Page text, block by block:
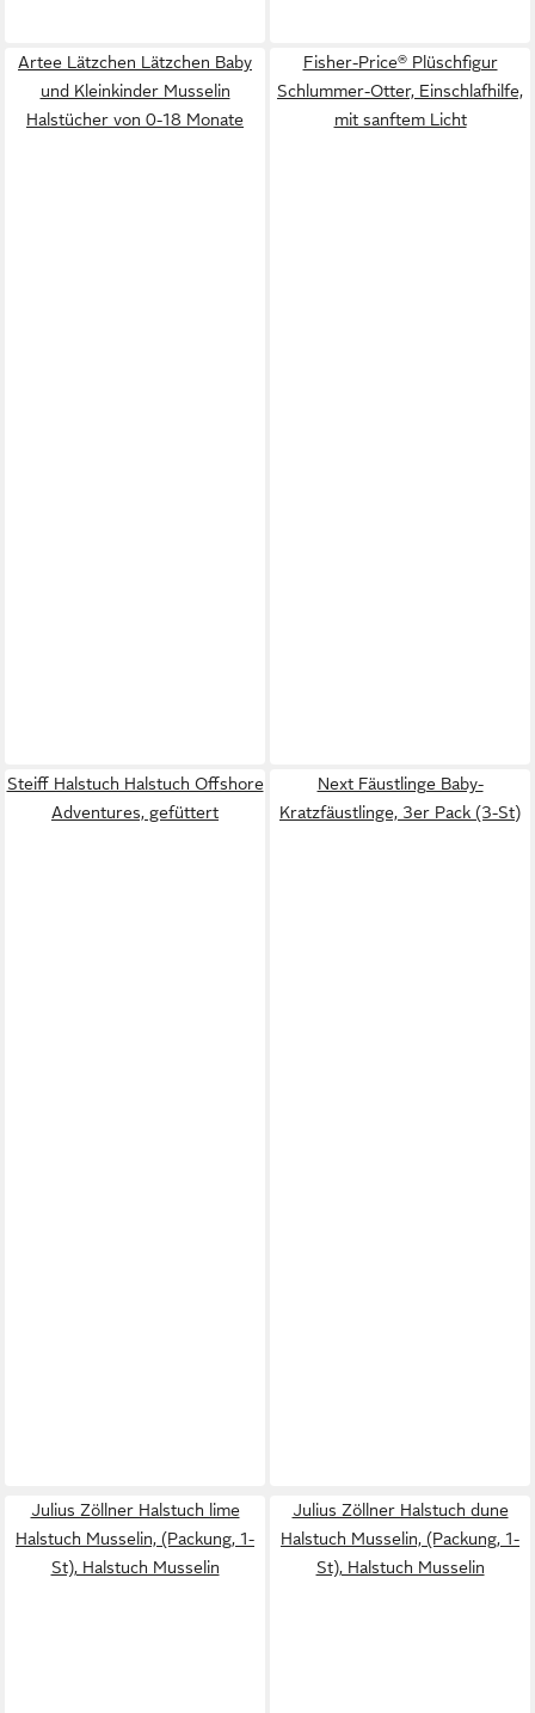
Artee Lätzchen Lätzchen Baby
und Kleinkinder Musselin
Halstücher von 0-18 Monate
Fisher-Price® Plüschfigur
Schlummer-Otter, Einschlafhilfe,
mit sanftem Licht
Steiff Halstuch Halstuch Offshore
Adventures, gefüttert
Next Fäustlinge Baby-
Kratzfäustlinge, 3er Pack (3-St)
Julius Zöllner Halstuch lime
Halstuch Musselin, (Packung, 1-
St), Halstuch Musselin
Julius Zöllner Halstuch dune
Halstuch Musselin, (Packung, 1-
St), Halstuch Musselin